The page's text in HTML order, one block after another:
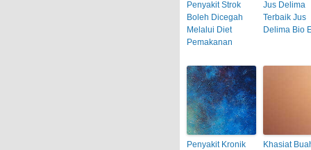
Penyakit Strok
Boleh Dicegah
Melalui Diet
Pemakanan
Jus Delima
Terbaik Jus
Delima Bio
Penyakit Kronik
Khasiat